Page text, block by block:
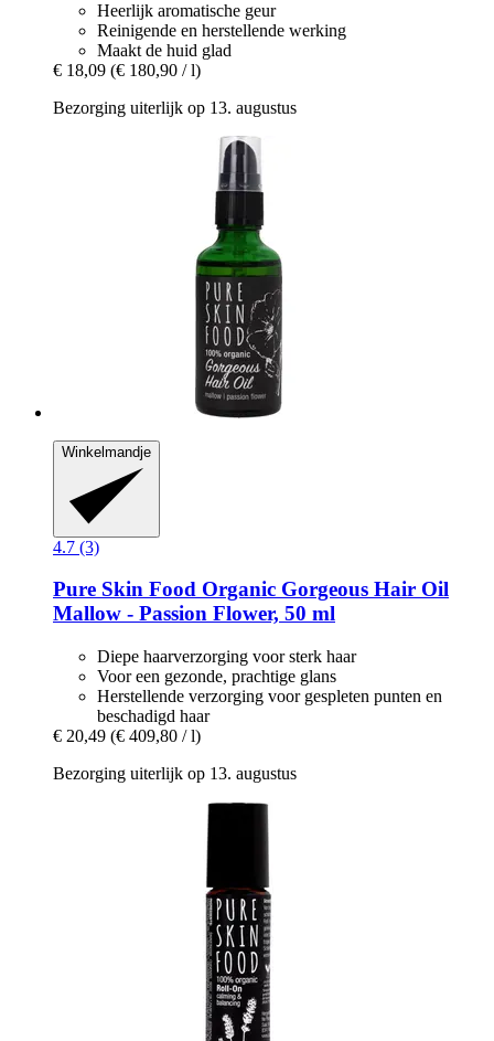
Heerlijk aromatische geur
Reinigende en herstellende werking
Maakt de huid glad
€ 18,09 (€ 180,90 / l)
Bezorging uiterlijk op 13. augustus
Winkelmandje
4.7 (3)
Pure Skin Food Organic Gorgeous Hair Oil
Mallow -​ Passion Flower, 50 ml
Diepe haarverzorging voor sterk haar
Voor een gezonde, prachtige glans
Herstellende verzorging voor gespleten punten en
beschadigd haar
€ 20,49 (€ 409,80 / l)
Bezorging uiterlijk op 13. augustus